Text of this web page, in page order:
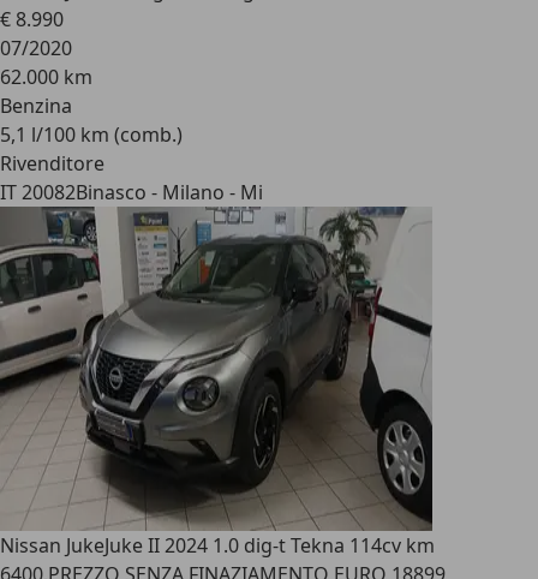
€ 8.990
07/2020
62.000 km
Benzina
5,1 l/100 km (comb.)
Rivenditore
IT 20082Binasco - Milano - Mi
Nissan JukeJuke II 2024 1.0 dig-t Tekna 114cv km